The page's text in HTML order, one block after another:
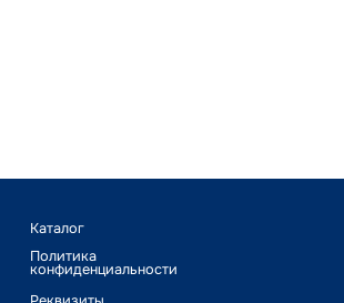
Каталог
Политика
конфиденциальности